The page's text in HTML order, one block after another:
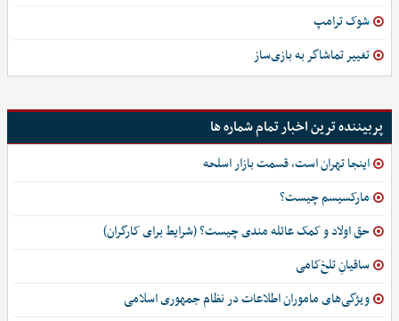
شوک ترامپ
تغییر تماشاگر به بازی‌ساز
پربیننده ترین اخبار تمام شماره ها
اینجا تهران است، قسمت بازار اسلحه
مارکسیسم چیست؟
حق اولاد و کمک عائله مندی چیست؟ (شرایط برای کارگران)
ساقیانِ تلخ‌کامی
ویژگی‌های ماموران اطلاعات در نظام جمهوری اسلامی